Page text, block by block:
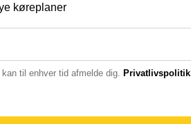
køreplaner
til enhver tid afmelde dig. Privatlivspolitik